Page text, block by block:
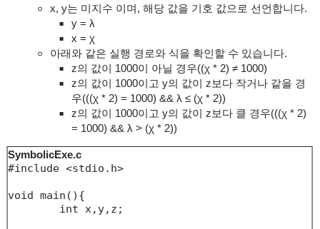
x, y는 미지수 이며, 해당 값을 기호 값으로 선언합니다.
y = λ
x = χ
아래와 같은 실행 경로와 식을 확인할 수 있습니다.
z의 값이 1000이 아닐 경우((χ* 2) ≠ 1000)
z의 값이 1000이고 y의 값이 z보다 작거나 같을 경
우(((χ* 2) = 1000) && λ ≤ (χ* 2))
z의 값이 1000이고 y의 값이 z보다 클 경우(((χ* 2)
= 1000) && λ > (χ* 2))
SymbolicExe.c
#include <stdio.h>
void main(){
	int x,y,z;